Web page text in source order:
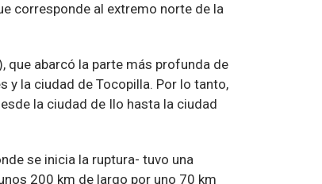
corresponde al extremo norte de la
que abarcó la parte más profunda de
y la ciudad de Tocopilla. Por lo tanto,
la ciudad de Ilo hasta la ciudad
se inicia la ruptura- tuvo una
200 km de largo por uno 70 km